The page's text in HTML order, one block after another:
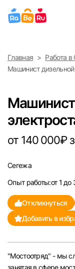
Найти
Выберите
Санкт-Петербург
Саратов
Казань
Пермь
Главная
Работа
Машинист
от 140 000₽
Сегежа
Опыт работы:от 1 до
Откликнуться
Добавить в
"Мостоотряд" - мы
занятая в сфере